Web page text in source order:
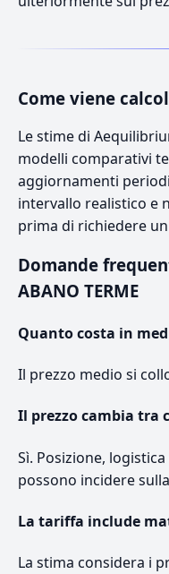
Come viene
Le stime di
modelli comparativi
aggiornamenti
intervallo realistico e
prima di richiedere
Domande
ABANO TERME
Quanto costa in
Il prezzo medio si
Il prezzo cambia tra
Sì. Posizione,
possono incidere
La tariffa include
La stima considera i